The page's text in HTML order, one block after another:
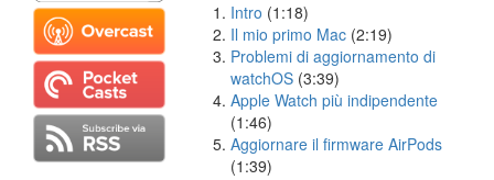
Intro (1:18)
Il mio primo Mac (2:19)
Problemi di aggiornamento di
watchOS (3:39)
Apple Watch più indipendente
(1:46)
Aggiornare il firmware AirPods
(1:39)